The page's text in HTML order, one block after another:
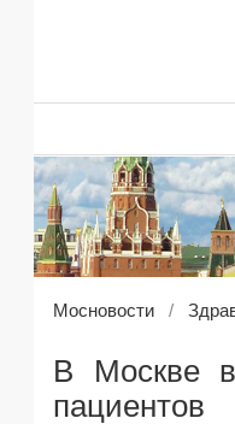
Мосновости
В Москве
пациентов